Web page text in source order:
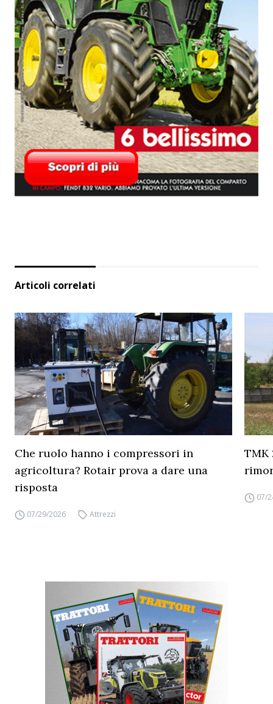
Articoli correlati
Che ruolo hanno i compressori in
agricoltura? Rotair prova a dare una
risposta
07/29/2026 Attrezzi
TMK
07/